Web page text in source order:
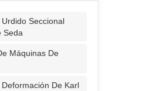
Seccional
Seda
Máquinas De
De Karl